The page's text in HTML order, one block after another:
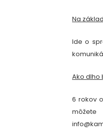
Na
Ide o
Ako dlho
6 rokov
môžete